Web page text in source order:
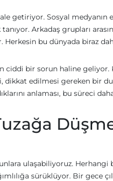
getiriyor. Sosyal medyanın
Arkadaş grupları
Herkesin bu dünyada biraz
ciddi bir sorun haline geliyor.
dikkat edilmesi gereken bir
anlaması, bu süreci
ulaşabiliyoruz. Herhangi
sürüklüyor. Bir gece